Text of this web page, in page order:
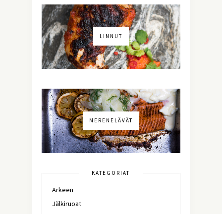
LINNUT
MERENELÄVÄT
KATEGORIAT
Arkeen
Jälkiruoat